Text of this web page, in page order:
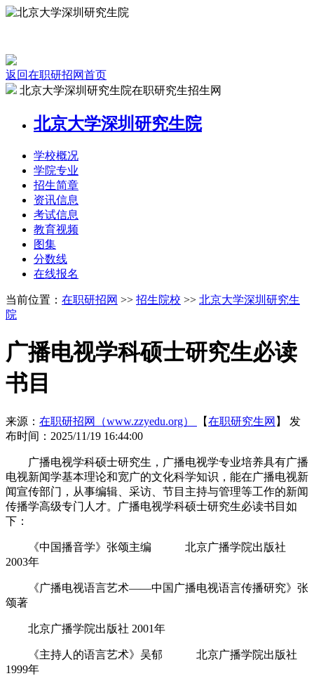
返回在职研招网首页
北京大学深圳研究生院在职研究生招生网
北京大学深圳研究生院
学校概况
学院专业
招生简章
资讯信息
考试信息
教育视频
图集
分数线
在线报名
当前位置： 在职研招网 >> 招生院校 >> 北京大学深圳研究生
院
广播电视学科硕士研究生必读
书目
来源： 在职研招网（www.zzyedu.org） 【在职研究生网 】
发
布时间：2025/11/19 16:44:00
广播电视学科硕士研究生，广播电视学专业培养具有广播
电视新闻学基本理论和宽广的文化科学知识，能在广播电视新
闻宣传部门，从事编辑、采访、节目主持与管理等工作的新闻
传播学高级专门人才。广播电视学科硕士研究生必读书目如
下：
《中国播音学》张颂主编 北京广播学院出版社
2003年
《广播电视语言艺术――中国广播电视语言传播研究》张
颂著
北京广播学院出版社 2001年
《主持人的语言艺术》吴郁 北京广播学院出版社
1999年